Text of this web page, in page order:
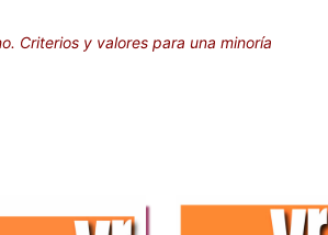
Criterios y valores para una minoría